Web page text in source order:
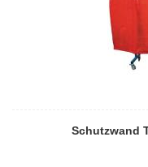
Schutzwand